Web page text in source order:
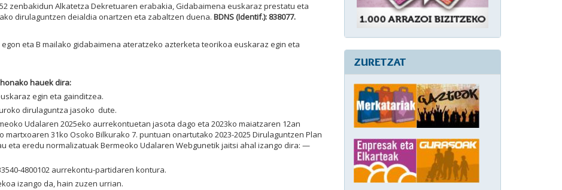
zenbakidun Alkatetza Dekretuaren erabakia, Gidabaimena euskaraz prestatu eta
dirulaguntzen deialdia onartzen eta zabaltzen duena. BDNS (Identif.): 838077.
eta B mailako gidabaimena ateratzeko azterketa teorikoa euskaraz egin eta
hauek dira:
egin eta gainditzea.
dirulaguntza jasoko dute.
Udalaren 2025eko aurrekontuetan jasota dago eta 2023ko maiatzaren 12an
31ko Osoko Bilkurako 7. puntuan onartutako 2023-2025 Dirulaguntzen Plan
eta eredu normalizatuak Bermeoko Udalaren Webgunetik jaitsi ahal izango dira: —
4800102 aurrekontu-partidaren kontura.
izango da, hain zuzen urrian.
ZURETZAT